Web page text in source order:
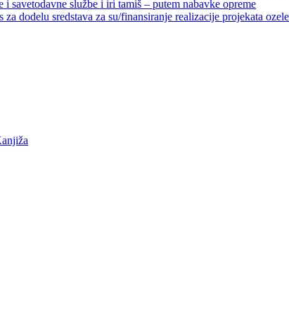
savetodavne službe i iri tamiš ‒ putem nabavke opreme
sredstava za su/finansiranje realizacije projekata